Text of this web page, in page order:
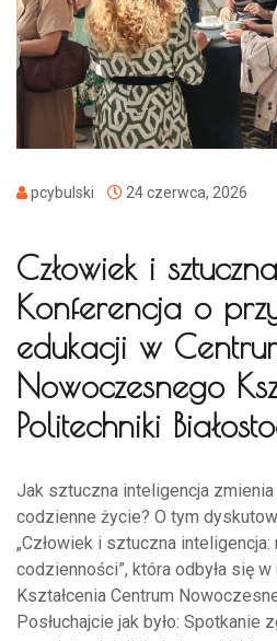
pcybulski 24 czerwca, 2026
Człowiek i
Konferencja o
edukacji w
Nowoczesnego
Politechniki
Jak sztuczna inteligencja zmienia
codzienne życie? O tym
„Człowiek i sztuczna
codzienności”, która odbyła się
Kształcenia Centrum
Posłuchajcie jak było: Spotkanie